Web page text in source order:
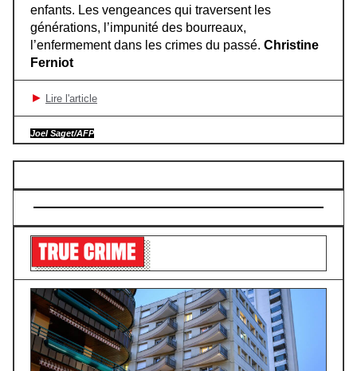
enfants. Les vengeances qui traversent les
générations, l’impunité des bourreaux,
l’enfermement dans les crimes du passé. Christine
Ferniot
► Lire l'article
Joel Saget/AFP